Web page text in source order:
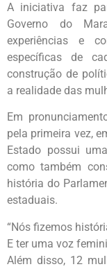
A iniciativa faz
Governo do
experiências e
específicas de
construção de
a realidade das
Em
pela primeira vez,
Estado possui
como também
história do
estaduais.
“Nós fizemos
E ter uma voz
Além disso, 12